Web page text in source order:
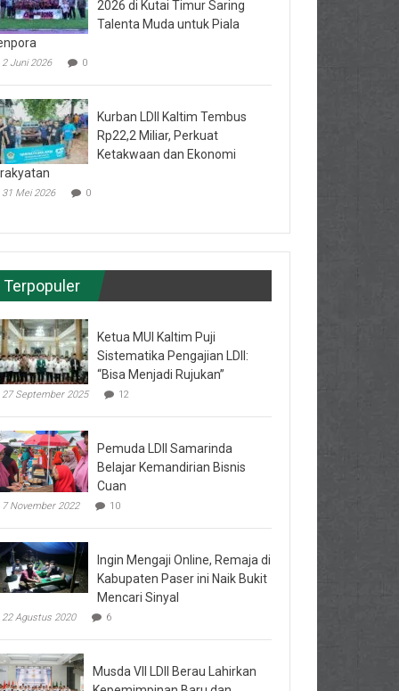
2026 di Kutai Timur Saring
Talenta Muda untuk Piala
2 Juni 2026 0
Kurban LDII Kaltim Tembus
Rp22,2 Miliar, Perkuat
Ketakwaan dan Ekonomi
31 Mei 2026 0
Terpopuler
Ketua MUI Kaltim Puji
Sistematika Pengajian LDII:
“Bisa Menjadi Rujukan”
27 September 2025 12
Pemuda LDII Samarinda
Belajar Kemandirian Bisnis
Cuan
7 November 2022 10
Ingin Mengaji Online, Remaja di
Kabupaten Paser ini Naik Bukit
Mencari Sinyal
22 Agustus 2020 6
Musda VII LDII Berau Lahirkan